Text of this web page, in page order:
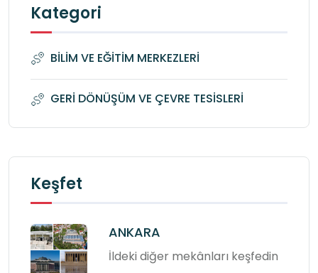
Kategori
BİLİM VE EĞİTİM MERKEZLERİ
GERİ DÖNÜŞÜM VE ÇEVRE TESİSLERİ
Keşfet
ANKARA
İldeki diğer mekânları keşfedin